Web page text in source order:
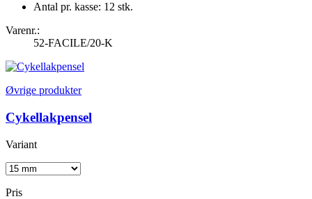
Antal pr. kasse: 12 stk.
Varenr.:
52-FACILE/20-K
Øvrige produkter
Cykellakpensel
Variant
Pris